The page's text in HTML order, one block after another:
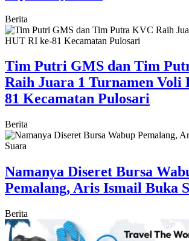
Berita
Tim Putri GMS dan Tim
Raih Juara 1 Turnamen Voli
81 Kecamatan Pulosari
Berita
Namanya Diseret Bursa
Pemalang, Aris Ismail Buka
Berita